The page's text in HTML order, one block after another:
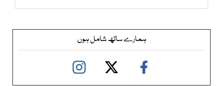
ہمارے ساتھ شامل ہوں